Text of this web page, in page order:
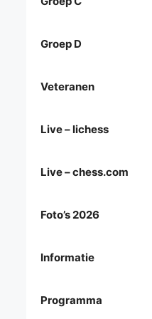
Groep D
Veteranen
Live – lichess
Live – chess.com
Foto’s 2026
Informatie
Programma